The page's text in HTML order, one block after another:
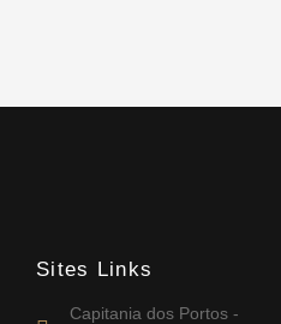
Sites Links
Capitania dos Portos -